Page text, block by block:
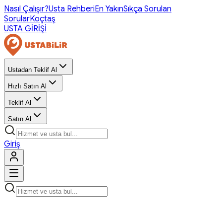
Nasıl Çalışır?Usta RehberiEn YakınSıkça Sorulan
SorularKoçtaş
USTA GİRİŞİ
Ustadan Teklif Al
Hızlı Satın Al
Teklif Al
Satın Al
Giriş